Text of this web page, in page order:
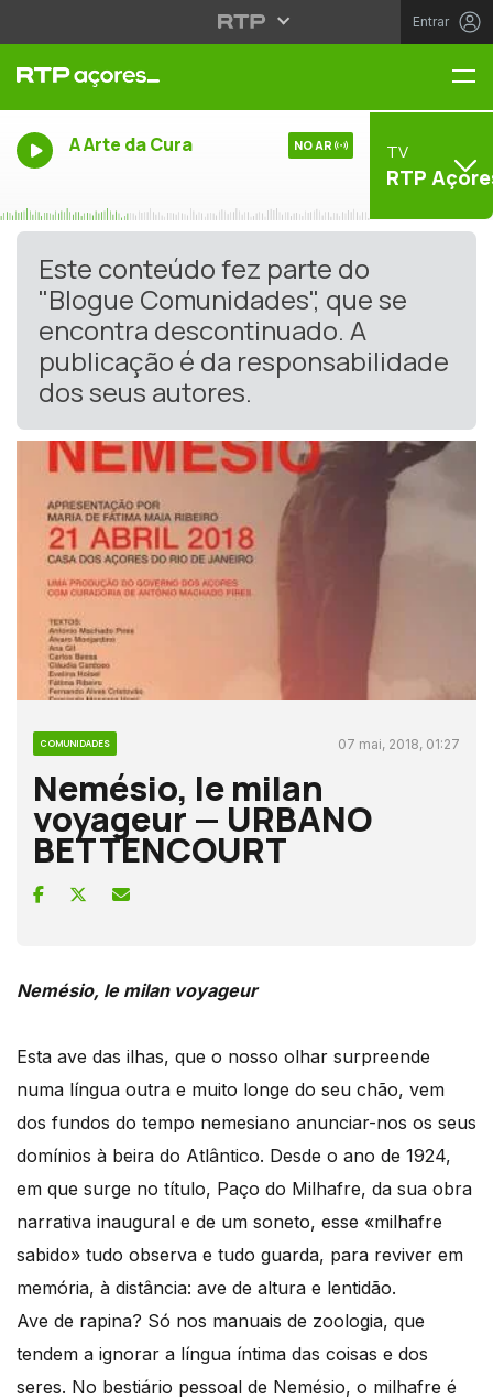
Entrar
A Arte da Cura NO AR TV
RTP
Este conteúdo fez parte do
"Blogue Comunidades", que se
encontra descontinuado. A
publicação é da responsabilidade
dos seus autores.
COMUNIDADES 07 mai, 2018, 01:27
Nemésio, le milan
voyageur — URBANO
BETTENCOURT
Nemésio, le milan voyageur
Esta ave das ilhas, que o nosso olhar surpreende
numa língua outra e muito longe do seu chão, vem
dos fundos do tempo nemesiano anunciar-nos os seus
domínios à beira do Atlântico. Desde o ano de 1924,
em que surge no título, Paço do Milhafre, da sua obra
narrativa inaugural e de um soneto, esse «milhafre
sabido» tudo observa e tudo guarda, para reviver em
memória, à distância: ave de altura e lentidão.
Ave de rapina? Só nos manuais de zoologia, que
tendem a ignorar a língua íntima das coisas e dos
seres. No bestiário pessoal de Nemésio, o milhafre é